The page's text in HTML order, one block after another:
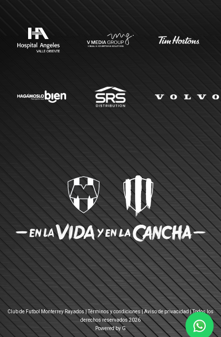
Club de Futbol Monterrey Rayados |Términos y condiciones |Aviso de privacidad | Todos los
derechos reservados 2026
Powered by G